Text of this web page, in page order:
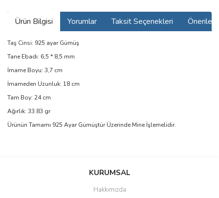
Ürün Bilgisi Yorumlar Taksit Seçenekleri
Taş Cinsi: 925 ayar Gümüş
Tane Ebadı: 6,5 * 8,5 mm
İmame Boyu: 3,7 cm
İmameden Uzunluk: 18 cm
Tam Boy: 24 cm
Ağırlık: 33.83 gr
Ürünün Tamamı 925 Ayar Gümüştür Üzerinde Mine İşlemelidir.
Bu ürüne ilk yorumu siz yapın!
KURUMSAL
Hakkımızda